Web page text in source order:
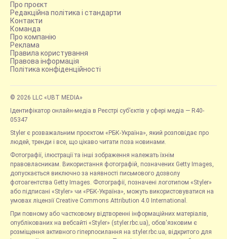
Про проєкт
Редакційна політика і стандарти
Контакти
Команда
Про компанію
Реклама
Правила користування
Правова інформація
Політика конфіденційності
© 2026 LLC «UBT MEDIA»
Ідентифікатор онлайн-медіа в Реєстрі суб’єктів у сфері медіа — R40-
05347
Styler є розважальним проєктом «РБК-Україна», який розповідає про
людей, тренди і все, що цікаво читати поза новинами.
Фотографії, ілюстрації та інші зображення належать їхнім
правовласникам. Використання фотографій, позначених Getty Images,
допускається виключно за наявності письмового дозволу
фотоагентства Getty Images. Фотографії, позначені логотипом «Styler»
або підписані «Styler» чи «РБК-Україна», можуть використовуватися на
умовах ліцензії Creative Commons Attribution 4.0 International.
При повному або частковому відтворенні інформаційних матеріалів,
опублікованих на вебсайті «Styler» (styler.rbc.ua), обов'язковим є
розміщення активного гіперпосилання на styler.rbc.ua, відкритого для